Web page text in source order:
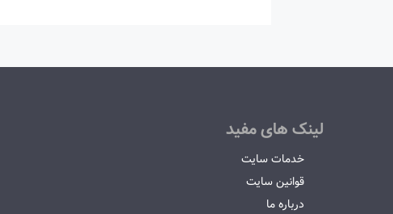
لینک های مفید
خدمات سایت
قوانین سایت
درباره ما